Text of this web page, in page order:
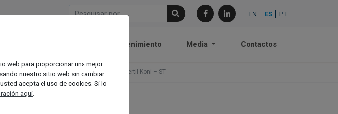
EN ES PT
Mantenimiento Media Contactos
Elevadores de Cuatro Columnas Stertil Koni – ST
web para proporcionar una mejor
nuestro sitio web sin cambiar
acepta el uso de cookies. Si lo
aquí.